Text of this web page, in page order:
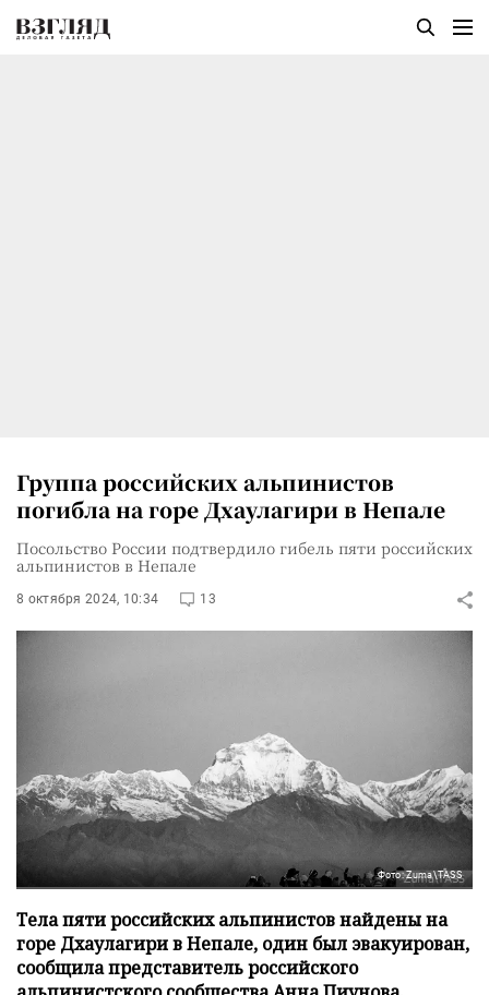
Группа российских альпинистов
погибла на горе Дхаулагири в Непале
Посольство России подтвердило гибель пяти российских
альпинистов в Непале
8 октября 2024, 10:34 13
Фото: Zuma\TASS
Тела пяти российских альпинистов найдены на
горе Дхаулагири в Непале, один был эвакуирован,
сообщила представитель российского